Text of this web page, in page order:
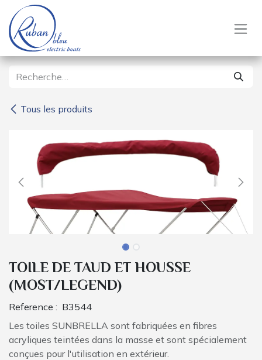
Se rendre au contenu
Tous les produits
TOILE DE TAUD ET HOUSSE
(MOST/LEGEND)
Reference : B3544
Les toiles SUNBRELLA sont fabriquées en fibres
acryliques teintées dans la masse et sont spécialement
conçues pour l'utilisation en extérieur.